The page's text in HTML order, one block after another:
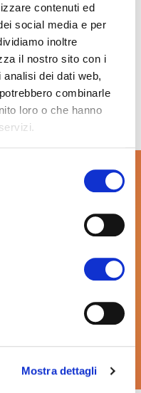
contenuti ed
social media e per
inoltre
il nostro sito con i
dei dati web,
combinarle
loro o che hanno
Mostra dettagli
der HGV-
der
sofort an: Die
E-Mail zugesandt.